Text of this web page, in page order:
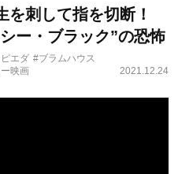
を刺して指を切断！
ー・ブラック”の恐怖
エダ #ブラムハウス
映画
2021.12.24